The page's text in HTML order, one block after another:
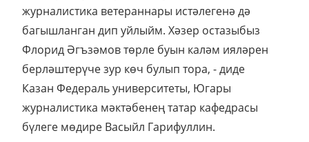
журналистика ветераннары истәлегенә дә
багышланган дип уйлыйм. Хәзер остазыбыз
Флорид Әгъзәмов төрле буын каләм ияләрен
берләштерүче зур көч булып тора, - диде
Казан Федераль университеты, Югары
журналистика мәктәбенең татар кафедрасы
бүлеге мөдире Васыйл Гарифуллин.